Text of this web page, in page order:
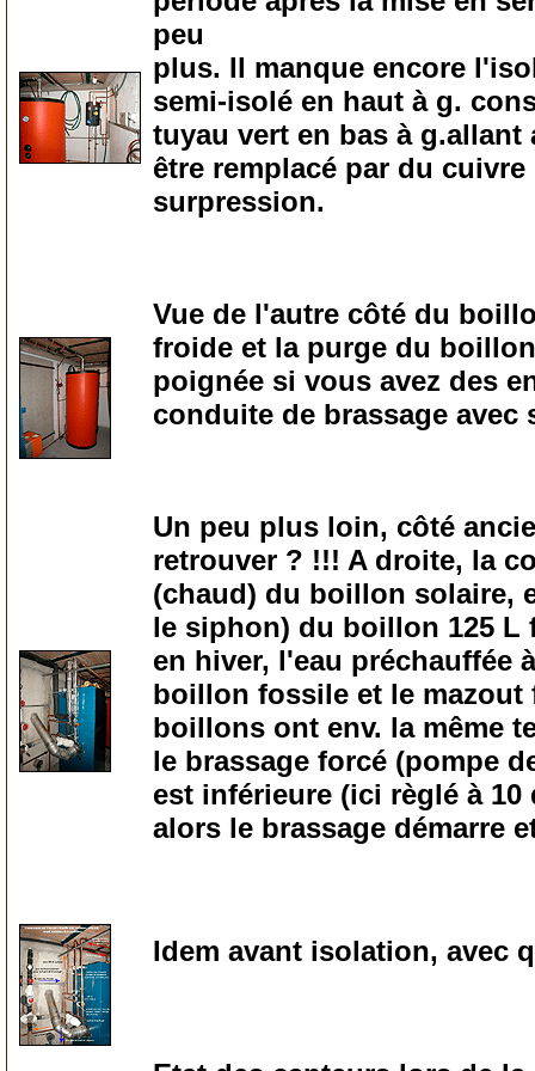
peu
plus. Il manque encore
semi-isolé en haut à g.
tuyau vert en bas à
être remplacé par du
surpression.
Vue de l'autre côté du
froide et la purge du
poignée si vous avez des
conduite de brassage avec
Un peu plus loin, côté
retrouver ? !!! A droite, la
(chaud) du boillon solaire,
le siphon) du boillon 125
en hiver, l'eau préchauffée
boillon fossile et le mazout
boillons ont env. la même
le brassage forcé (pompe
est inférieure (ici règlé à
alors le brassage démarre
Idem avant isolation, avec